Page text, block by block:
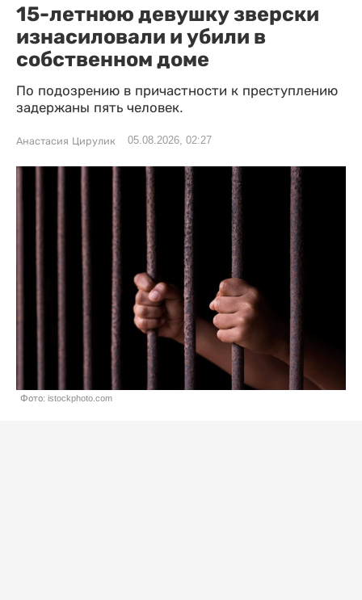
15-летнюю девушку зверски
изнасиловали и убили в
собственном доме
По подозрению в причастности к преступлению
задержаны пять человек.
Анастасия Цирулик 05.08.2026, 02:27
Фото: istockphoto.com